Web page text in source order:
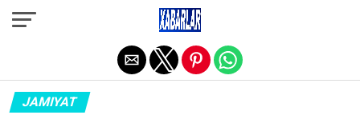
JAMIYAT
Exit mobile version